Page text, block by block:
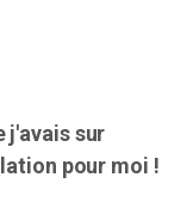
j'avais sur
pour moi !